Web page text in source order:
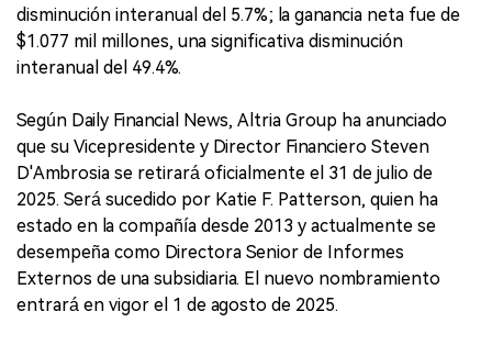
disminución interanual del 5.7%; la ganancia neta fue de
$1.077 mil millones, una significativa disminución
interanual del 49.4%.
Según Daily Financial News, Altria Group ha anunciado
que su Vicepresidente y Director Financiero Steven
D'Ambrosia se retirará oficialmente el 31 de julio de
2025. Será sucedido por Katie F. Patterson, quien ha
estado en la compañía desde 2013 y actualmente se
desempeña como Directora Senior de Informes
Externos de una subsidiaria. El nuevo nombramiento
entrará en vigor el 1 de agosto de 2025.